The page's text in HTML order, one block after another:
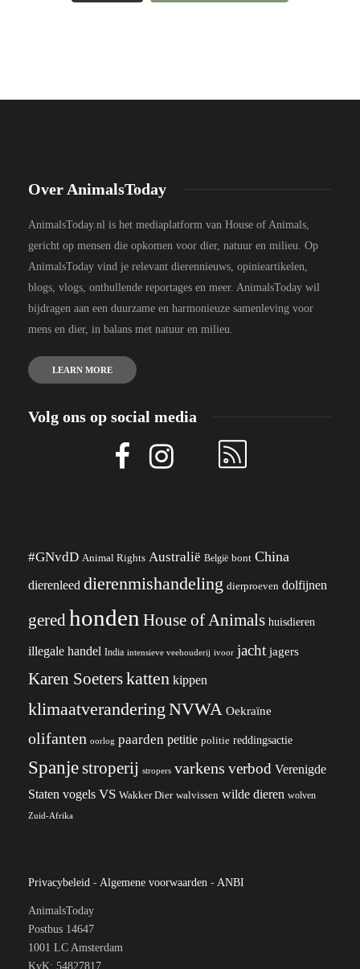
Over AnimalsToday
AnimalsToday.nl is het mediaplatform van House of Animals,
gericht op mensen die opkomen voor dier, natuur en milieu. Op
AnimalsToday vind je relevant dierennieuws, opinieartikelen,
blogs, vlogs, onthullende reportages en meer. AnimalsToday wil
bijdragen aan een duurzame en harmonieuze samenleving voor
mens en dier, in balans met natuur en milieu.
LEARN MORE
Volg ons op social media
#GNvdD Animal Rights Australië België bont China
dierenleed dierenmishandeling dierproeven dolfijnen
geredhonden House of Animals huisdieren
illegale handel India intensieve veehouderij ivoor jacht jagers
Karen Soeterskatten kippen
klimaatverandering NVWA Oekraïne
olifanten oorlog paarden petitie politie reddingsactie
Spanjestroperij stropers varkens verbod Verenigde
Staten vogels VS Wakker Dier walvissen wilde dieren wolven
Zuid-Afrika
Privacybeleid - Algemene voorwaarden - ANBI
AnimalsToday
Postbus 14647
1001 LC Amsterdam
KvK: 54827817